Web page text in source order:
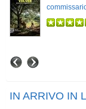
IN ARRIVO IN